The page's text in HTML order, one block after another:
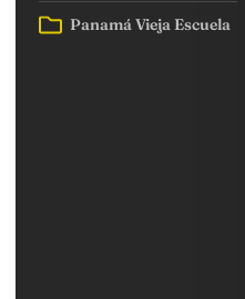
Panamá Vieja Escuela